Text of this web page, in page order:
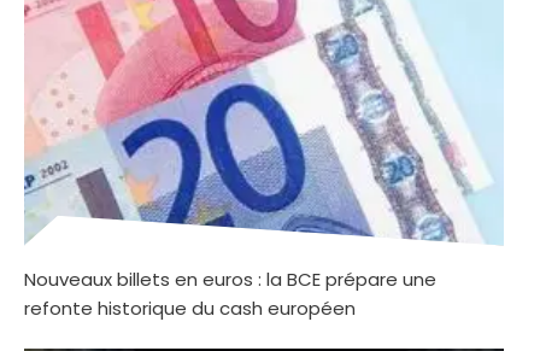
Nouveaux billets en euros : la BCE prépare une
refonte historique du cash européen